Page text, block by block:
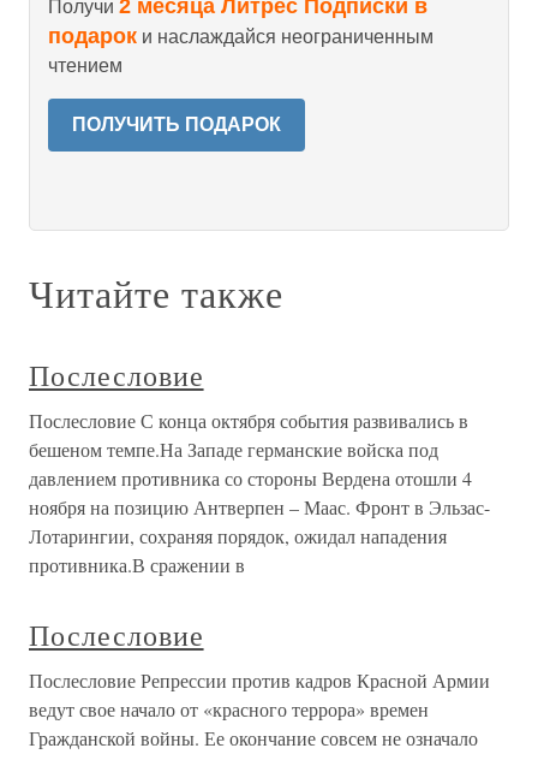
Получи 2 месяца Литрес Подписки в
подарок и наслаждайся неограниченным
чтением
ПОЛУЧИТЬ ПОДАРОК
Читайте также
Послесловие
Послесловие С конца октября события развивались в
бешеном темпе.На Западе германские войска под
давлением противника со стороны Вердена отошли 4
ноября на позицию Антверпен – Маас. Фронт в Эльзас-
Лотарингии, сохраняя порядок, ожидал нападения
противника.В сражении в
Послесловие
Послесловие Репрессии против кадров Красной Армии
ведут свое начало от «красного террора» времен
Гражданской войны. Ее окончание совсем не означало